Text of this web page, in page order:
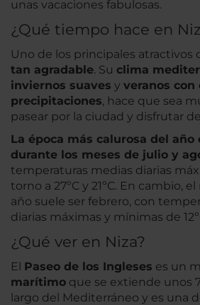
unas vacaciones fabulosas.
¿Qué tiempo hace en
Uno de los principales atractivos
tan agradable. Su clima
inviernos suaves y veranos con
precipitaciones, hace que sea
pasear por la ciudad y disfrutar
La época más calurosa del año
durante los meses de julio y
temperaturas medias diarias
torno a 27ºC y 21ºC. En cambio,
año suele ser febrero, con
diarias máximas y mínimas de
¿Qué ver en Niza?
El Paseo de los Ingleses es un
marítimo que se extiende unos
largo del Mediterráneo y es una